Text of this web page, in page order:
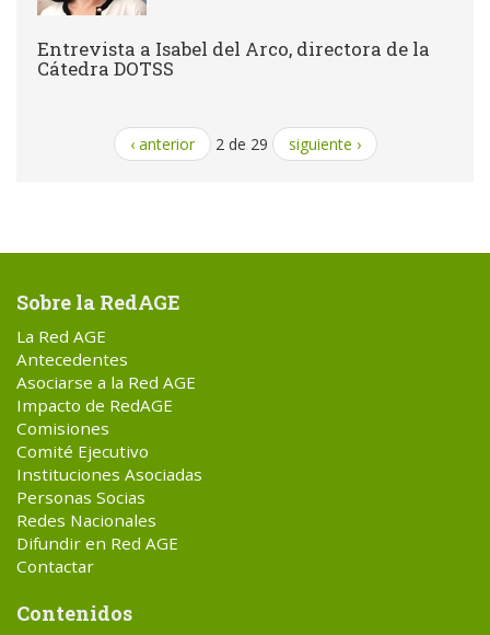
Entrevista a Isabel del Arco, directora de la
Cátedra DOTSS
‹ anterior 2 de 29 siguiente ›
Sobre la RedAGE
La Red AGE
Antecedentes
Asociarse a la Red AGE
Impacto de RedAGE
Comisiones
Comité Ejecutivo
Instituciones Asociadas
Personas Socias
Redes Nacionales
Difundir en Red AGE
Contactar
Contenidos